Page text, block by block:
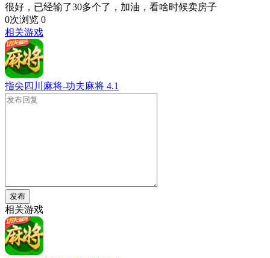
很好，已经输了30多个了，加油，看啥时候卖房子
0次浏览 0
相关游戏
指尖四川麻将-功夫麻将 4.1
发布
相关游戏